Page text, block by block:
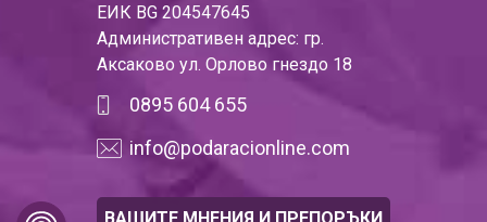
ЕИК BG 204547645
Административен адрес: гр.
Аксаково ул. Орлово гнездо 18
0895 604 655
info@podaracionline.com